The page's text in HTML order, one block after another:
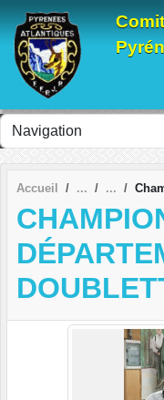
Accueil
Panneau de gestion des